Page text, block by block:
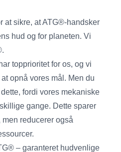
at sikre, at ATG®-handsker
hud og for planeten. Vi
topprioritet for os, og vi
opnå vores mål. Men du
fordi vores mekaniske
gange. Dette sparer
reducerer også
– garanteret hudvenlige